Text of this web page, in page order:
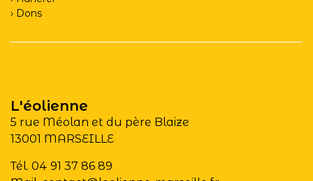
L'éolienne
5 rue Méolan et du père Blaize
13001 MARSEILLE
Tél. 04 91 37 86 89
Dons